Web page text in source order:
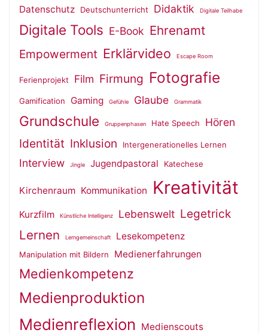
Datenschutz Deutschunterricht Didaktik Digitale Teilhabe
Digitale Tools E-Book Ehrenamt
Empowerment Erklärvideo Escape Room
Ferienprojekt Film Firmung Fotografie
Gamification Gaming Gefühle Glaube Grammatik
Grundschule Gruppenphasen Hate Speech Hören
Identität Inklusion Intergenerationelles Lernen
Interview Jingle Jugendpastoral Katechese
Kirchenraum Kommunikation Kreativität
Kurzfilm Künstliche Intelligenz Lebenswelt Legetrick
Lernen Lerngemeinschaft Lesekompetenz
Manipulation mit Bildern Medienerfahrungen
Medienkompetenz
Medienproduktion
Medienreflexion Medienscouts